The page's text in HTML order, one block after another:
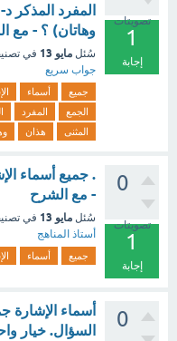
تصويتات
1
إجابة
المفرد المذكر
وهاتان) ؟ - مع
سُئل مايو 13 في
جواب سريع
جميع أسماء
الجمع
المفرد
المثنى
هذان
0
تصويتات
1
إجابة
. جميع أسماء
- مع الشرح
سُئل مايو 13 في
أستاذ المناهج
جميع أسماء
0
أسماء الإشارة